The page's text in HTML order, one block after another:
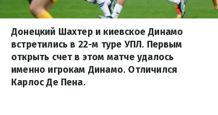
Донецкий Шахтер и киевское Динамо
встретились в 22-м туре УПЛ. Первым
открыть счет в этом матче удалось
именно игрокам Динамо. Отличился
Карлос Де Пена.